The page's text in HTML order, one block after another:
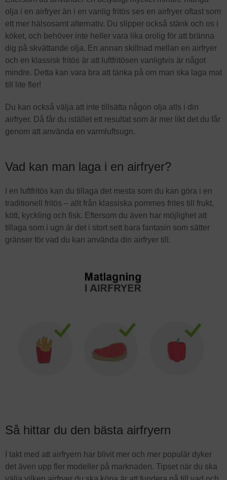
olja i en airfryer än i en vanlig fritös ses en airfryer oftast som
ett mer hälsosamt alternativ. Du slipper också stänk och os i
köket, och behöver inte heller vara lika orolig för att bränna
dig på skvättande olja. En annan skillnad mellan en airfryer
och en klassisk fritös är att luftfritösen vanligtvis är något
mindre. Detta kan vara bra att tänka på om man ska laga mat
till lite fler!
Du kan också välja att inte tillsätta någon olja alls i din
airfryer. Då får du istället ett resultat som är mer likt det du får
genom att använda en varmluftsugn.
Vad kan man laga i en airfryer?
I en luftfritös kan du tillaga det mesta som du kan göra i en
traditionell fritös – allt från klassiska pommes frites till frukt,
kött, kyckling och fisk. Eftersom du även har möjlighet att
tillaga som i ugn är det i stort sett bara fantasin som sätter
gränser för vad du kan använda din airfryer till.
Så hittar du den bästa airfryern
I takt med att airfryern har blivit mer och mer populär dyker
det även upp fler modeller på marknaden. Tipset när du ska